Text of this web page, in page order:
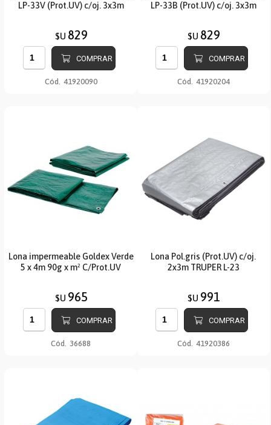
LP-33V (Prot.UV) c/oj. 3x3m
$U 829
COMPRAR
Cód. 41920090
LP-33B (Prot.UV) c/oj. 3x3m
$U 829
COMPRAR
Cód. 41920204
Lona impermeable Goldex Verde
5 x 4m 90g x m² C/Prot.UV
$U 965
COMPRAR
Cód. 36688
Lona Pol.gris (Prot.UV) c/oj.
2x3m TRUPER L-23
$U 991
COMPRAR
Cód. 41920386